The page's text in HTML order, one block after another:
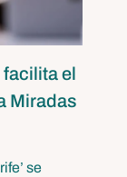
facilita el
Miradas
se